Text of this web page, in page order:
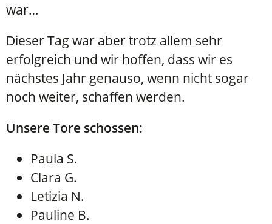
war…
Dieser Tag war aber trotz allem sehr
erfolgreich und wir hoffen, dass wir es
nächstes Jahr genauso, wenn nicht sogar
noch weiter, schaffen werden.
Unsere Tore schossen:
Paula S.
Clara G.
Letizia N.
Pauline B.